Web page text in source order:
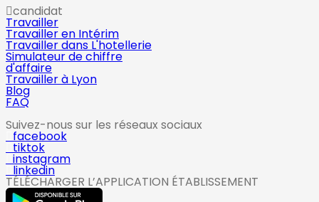
candidat
Travailler
Travailler en Intérim
Travailler dans L'hotellerie
Simulateur de chiffre
d'affaire
Travailler à Lyon
Blog
FAQ
Suivez-nous sur les réseaux sociaux
facebook
tiktok
instagram
linkedin
TÉLÉCHARGER L’APPLICATION ÉTABLISSEMENT